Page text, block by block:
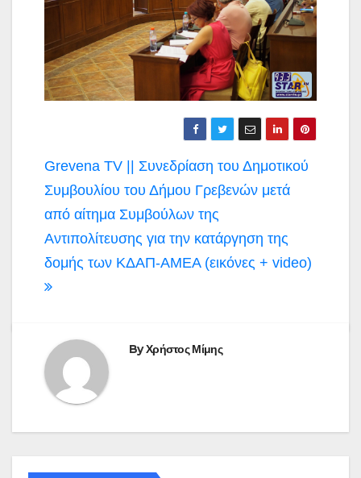
Πλοήγηση
άρθρων
Grevena TV || Συνεδρίαση του Δημοτικού
Συμβουλίου του Δήμου Γρεβενών μετά
από αίτημα Συμβούλων της
Αντιπολίτευσης για την κατάργηση της
δομής των ΚΔΑΠ-ΑΜΕΑ (εικόνες + video)
ByΧρήστος Μίμης